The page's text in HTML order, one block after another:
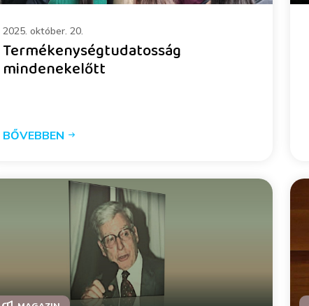
2025. október. 20.
Termékenységtudatosság
mindenekelőtt
BŐVEBBEN